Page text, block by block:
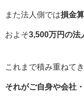
また法人側では損金
およそ3,500万円の法
これまで積み重ねて
それがご自身や会社